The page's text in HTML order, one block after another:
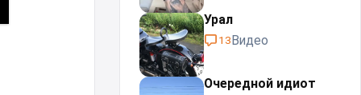
Урал⁠⁠
13Видео
Очередной идиот